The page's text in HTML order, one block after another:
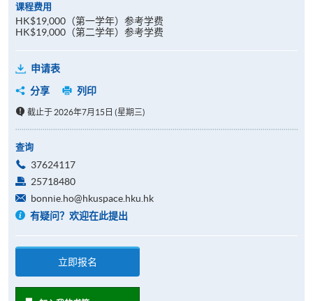
课程费用
HK$19,000（第一学年）参考学费
HK$19,000（第二学年）参考学费
申请表
分享
列印
截止于 2026年7月15日 (星期三)
查询
37624117
25718480
bonnie.ho@hkuspace.hku.hk
有疑问？欢迎在此提出
立即报名